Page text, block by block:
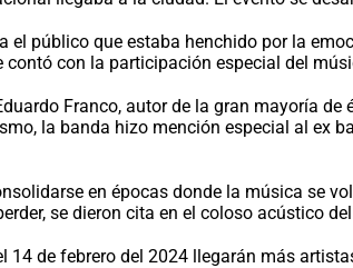
público que estaba henchido por la
con la participación especial del
Franco, autor de la gran mayoría
la banda hizo mención especial al ex
en épocas donde la música se
se dieron cita en el coloso acústico
14 de febrero del 2024 llegarán más